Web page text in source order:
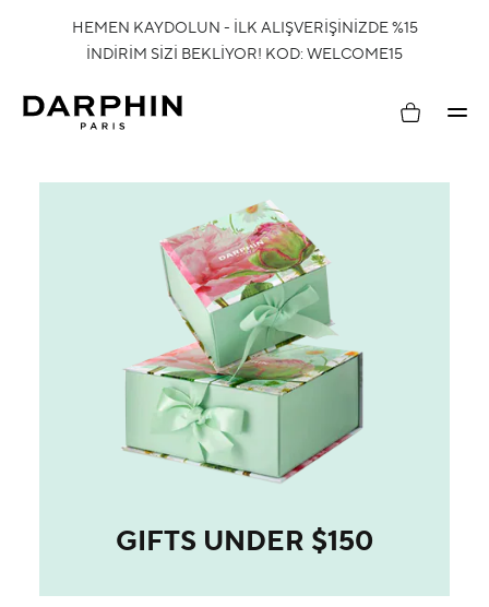
HEMEN KAYDOLUN - İLK ALIŞVERİŞİNİZDE %15
İNDİRİM SİZİ BEKLİYOR! KOD: WELCOME15
Hesabım
GIFTS UNDER $150